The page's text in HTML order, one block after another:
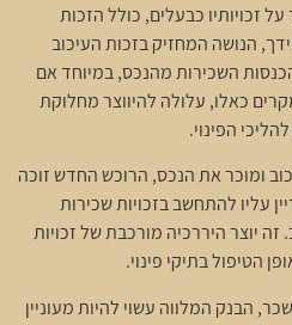
זכויותיו כבעלים, כולל הזכות
הנושה המחזיק בזכות העיכוב
השכירות מהנכס, במיוחד אם
כאלו, עלולה להיווצר מחלוקת
הפינוי.
ומוכר את הנכס, הרוכש החדש זוכה
עליו להתחשב בזכויות שכירות
זה יוצר היררכיה מורכבת של זכויות
הטיפול בתיקי פינוי.
הבנק המלווה עשוי להיות מעוניין